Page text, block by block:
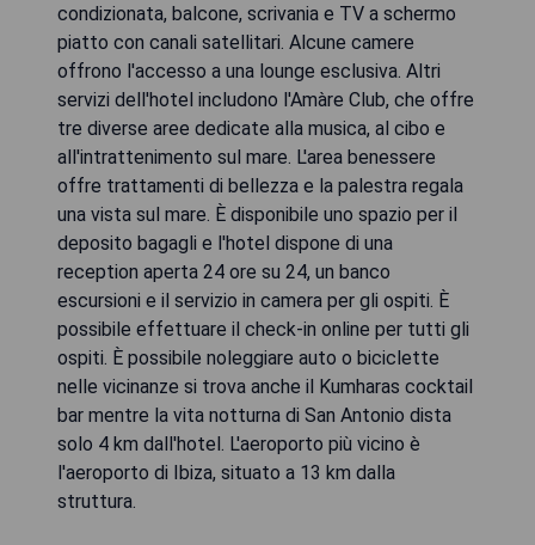
condizionata, balcone, scrivania e TV a schermo
piatto con canali satellitari. Alcune camere
offrono l'accesso a una lounge esclusiva. Altri
servizi dell'hotel includono l'Amàre Club, che offre
tre diverse aree dedicate alla musica, al cibo e
all'intrattenimento sul mare. L'area benessere
offre trattamenti di bellezza e la palestra regala
una vista sul mare. È disponibile uno spazio per il
deposito bagagli e l'hotel dispone di una
reception aperta 24 ore su 24, un banco
escursioni e il servizio in camera per gli ospiti. È
possibile effettuare il check-in online per tutti gli
ospiti. È possibile noleggiare auto o biciclette
nelle vicinanze si trova anche il Kumharas cocktail
bar mentre la vita notturna di San Antonio dista
solo 4 km dall'hotel. L'aeroporto più vicino è
l'aeroporto di Ibiza, situato a 13 km dalla
struttura.